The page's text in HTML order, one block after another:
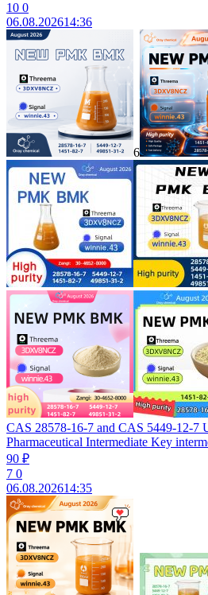
10 0
06.08.202614:36
6
CAS 28578-16-7 and CAS 5449-12-7
Pharmaceutical Intermediate Key
90 ₽
7 0
06.08.202614:35